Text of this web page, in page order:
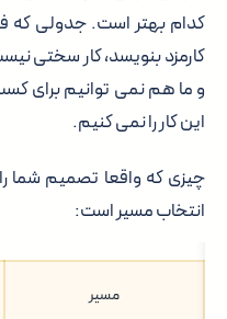
کدام بهتر است. جدولی که
کارمزد بنویسد، کار سختی
و ما هم نمی توانیم برای
این کار را نمی کنیم.
چیزی که واقعا تصمیم شما
انتخاب مسیر است:
مسیر